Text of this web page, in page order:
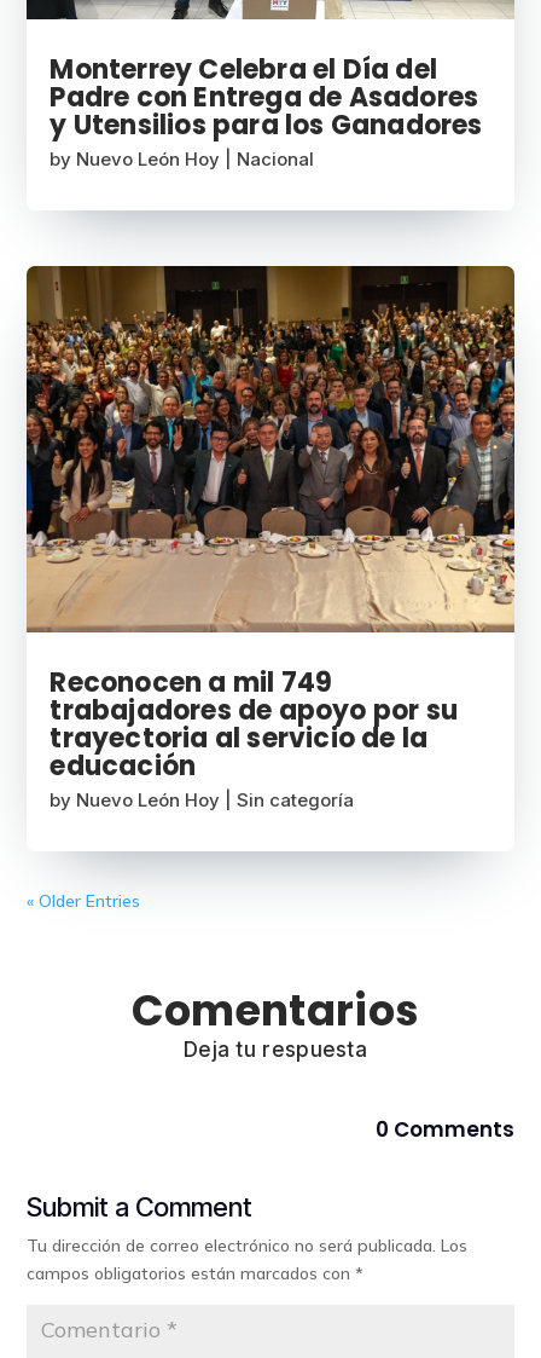
Monterrey Celebra el Día del
Padre con Entrega de Asadores
y Utensilios para los Ganadores
by Nuevo León Hoy Nacional
Reconocen a mil 749
trabajadores de apoyo por su
trayectoria al servicio de la
educación
by Nuevo León Hoy |Sin categoría
« Older Entries
Comentarios
Deja tu respuesta
0 Comments
Submit a Comment
Tu dirección de correo electrónico no será publicada. Los
campos obligatorios están marcados con*